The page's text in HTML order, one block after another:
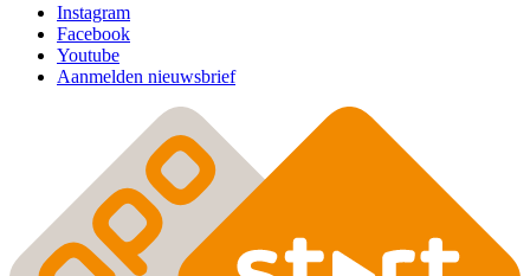
Instagram
Facebook
Youtube
Aanmelden nieuwsbrief